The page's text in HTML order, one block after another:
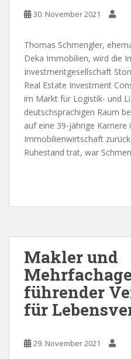
30. November 2021
Thomas Schmengler,
Deka Immobilien, wird die
Investmentgesellschaft
Real Estate Investment
im Markt für Logistik- und
deutschsprachigen Raum
auf eine 39-jährige Karriere
Immobilienwirtschaft
Ruhestand trat, war
Makler und
führender
für
29. November 2021